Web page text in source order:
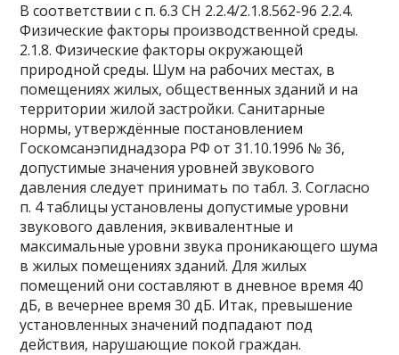
В соответствии с п. 6.3 СН 2.2.4/2.1.8.562-96 2.2.4.
Физические факторы производственной среды.
2.1.8. Физические факторы окружающей
природной среды. Шум на рабочих местах, в
помещениях жилых, общественных зданий и на
территории жилой застройки. Санитарные
нормы, утверждённые постановлением
Госкомсанэпиднадзора РФ от 31.10.1996 № 36,
допустимые значения уровней звукового
давления следует принимать по табл. 3. Согласно
п. 4 таблицы установлены допустимые уровни
звукового давления, эквивалентные и
максимальные уровни звука проникающего шума
в жилых помещениях зданий. Для жилых
помещений они составляют в дневное время 40
дБ, в вечернее время 30 дБ. Итак, превышение
установленных значений подпадают под
действия, нарушающие покой граждан.